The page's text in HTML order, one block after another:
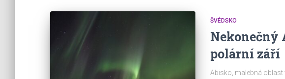
ŠVÉDSKO
Nekonečný
polární září
Abisko, malebná oblast